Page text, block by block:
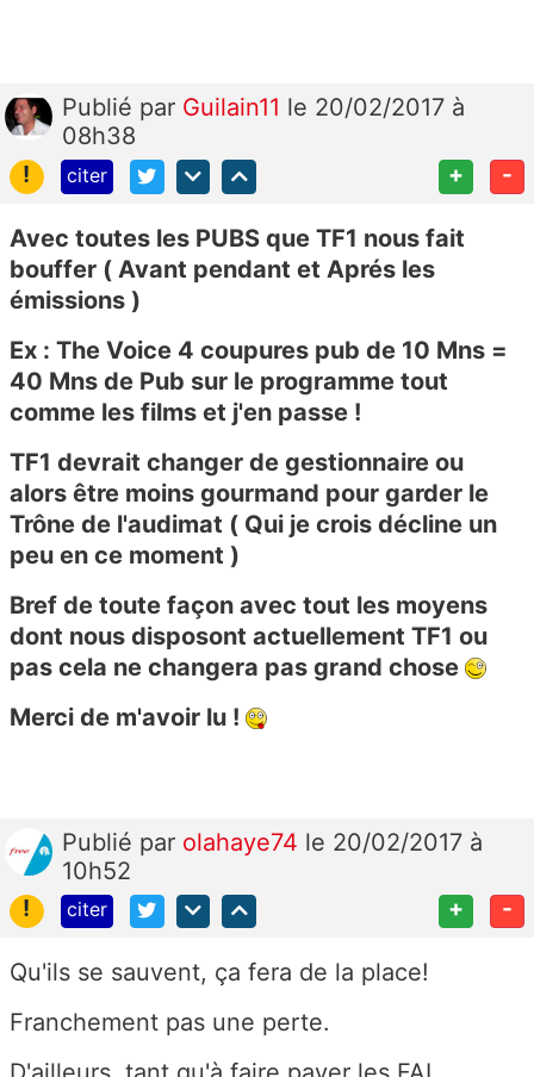
Publié par Guilain11 le 20/02/2017 à
08h38
!
citer + -
Avec toutes les PUBS que TF1 nous fait
bouffer ( Avant pendant et Aprés les
émissions )
Ex : The Voice 4 coupures pub de 10 Mns =
40 Mns de Pub sur le programme tout
comme les films et j'en passe !
TF1 devrait changer de gestionnaire ou
alors être moins gourmand pour garder le
Trône de l'audimat ( Qui je crois décline un
peu en ce moment )
Bref de toute façon avec tout les moyens
dont nous disposont actuellement TF1 ou
pas cela ne changera pas grand chose
Merci de m'avoir lu !
Publié par olahaye74 le 20/02/2017 à
10h52
!
citer + -
Qu'ils se sauvent, ça fera de la place!
Franchement pas une perte.